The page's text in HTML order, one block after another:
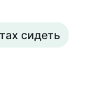
сидеть